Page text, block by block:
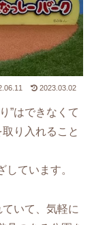
2023.03.02
”はできなくて
り入れること
ています。
いて、気軽に